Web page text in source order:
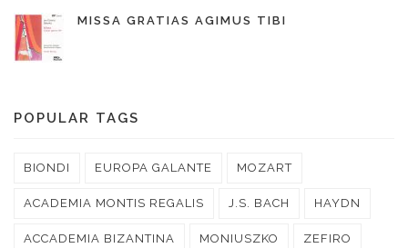
MISSA GRATIAS AGIMUS TIBI
POPULAR TAGS
BIONDI EUROPA GALANTE MOZART
ACADEMIA MONTIS REGALIS J.S. BACH HAYDN
ACCADEMIA BIZANTINA MONIUSZKO ZEFIRO